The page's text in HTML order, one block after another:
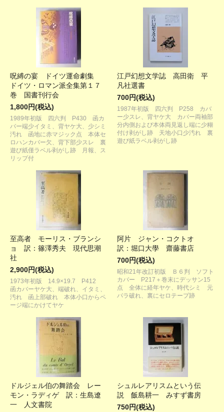
呪縛の宴 ドイツ運命劇集
ドイツ・ロマン派全集第１７
巻 国書刊行会
1,800円(税込)
1989年初版 四六判 P430 函カ
バー端少イタミ、背ヤケ大、少シミ
汚れ 函地に赤マジック点 本体セ
ロハンカバー欠、背下部少スレ 裏
遊び紙僅ラベル剥がし跡 月報、ス
リップ付
江戸幻想文学誌 高田衛 平
凡社選書
700円(税込)
1987年初版 四六判 P258 カバ
ー少スレ、背ヤケ大 カバー両袖部
分内側および本体両見返し端に少糊
付け剥がし跡 天地小口少汚れ 裏
遊び紙ラベル剥がし跡
至高者 モーリス・ブランシ
ョ 訳：篠澤秀夫 現代思潮
社
2,900円(税込)
1973年初版 14.9×19.7 P412
函カバーヤケ大、端破れ、イタミ、
汚れ 函上部破れ 本体小口からペ
ージ端にかけてヤケ
阿片 ジャン・コクトオ
訳：堀口大學 齋藤書店
700円(税込)
昭和21年改訂初版 Ｂ６判 ソフト
カバー P217＋巻末にデッサン15
点 全体に経年ヤケ、時代シミ 元
パラ破れ、裏にセロテープ跡
ドルジェル伯の舞踏会 レー
モン・ラディゲ 訳：生島遼
一 人文書院
シュルレアリスムという伝
説 飯島耕一 みすず書房
750円(税込)